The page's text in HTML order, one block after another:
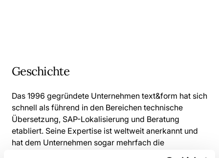
Geschichte
Das 1996 gegründete Unternehmen text&form hat sich
schnell als führend in den Bereichen technische
Übersetzung, SAP-Lokalisierung und Beratung
etabliert. Seine Expertise ist weltweit anerkannt und
hat dem Unternehmen sogar mehrfach die